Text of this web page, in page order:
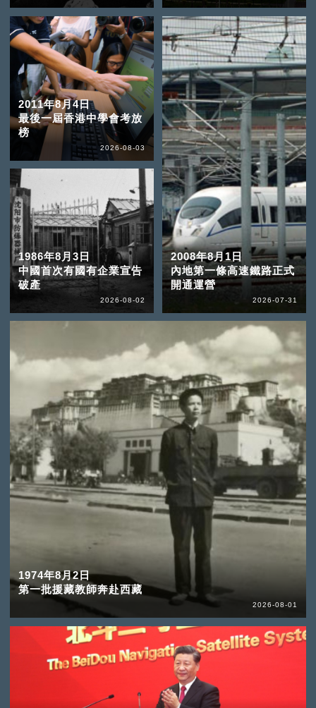
2011年8月4日
最後一屆香港中學會考放
榜
2026-08-03
1986年8月3日
中國首次有國有企業宣告
破產
2026-08-02
1974年8月2日
第一批援藏教師奔赴西藏
2026-08-01
2008年8月1日
內地第一條高速鐵路正式
開通運營
2026-07-31